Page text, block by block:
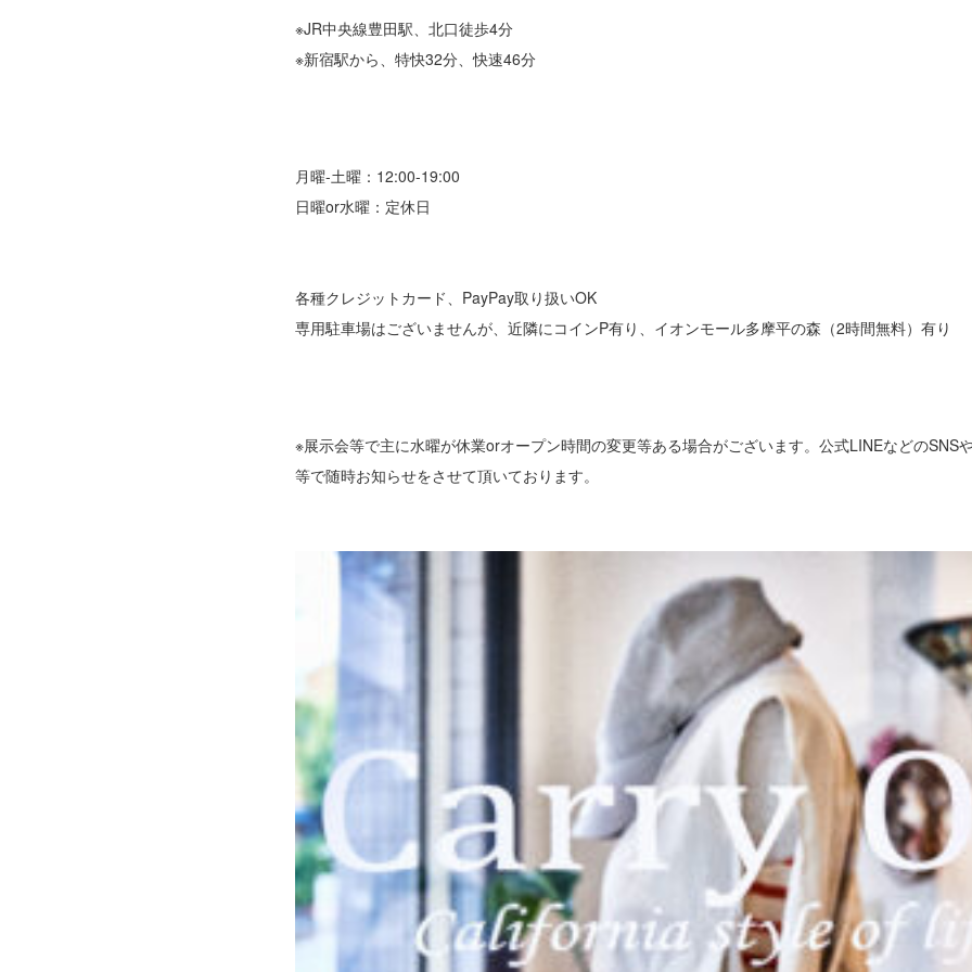
※JR中央線豊田駅、北口徒歩4分
※新宿駅から、特快32分、快速46分
月曜-土曜：12:00-19:00
日曜or水曜：定休日
各種クレジットカード、PayPay取り扱いOK
専用駐車場はございませんが、近隣にコインP有り、イオンモール多摩平の森（2時間無料）有り
※展示会等で主に水曜が休業orオープン時間の変更等ある場合がございます。公式LINEなどのSNS
等で随時お知らせをさせて頂いております。